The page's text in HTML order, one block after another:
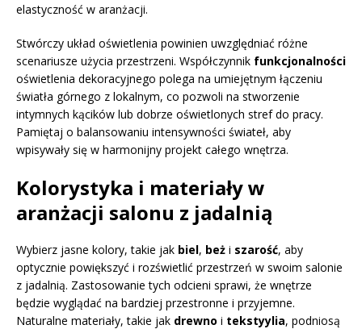
elastyczność w aranżacji.
Stwórczy układ oświetlenia powinien uwzględniać różne
scenariusze użycia przestrzeni. Współczynnik funkcjonalności
oświetlenia dekoracyjnego polega na umiejętnym łączeniu
światła górnego z lokalnym, co pozwoli na stworzenie
intymnych kącików lub dobrze oświetlonych stref do pracy.
Pamiętaj o balansowaniu intensywności świateł, aby
wpisywały się w harmonijny projekt całego wnętrza.
Kolorystyka i materiały w
aranżacji salonu z jadalnią
Wybierz jasne kolory, takie jak biel, beż i szarość, aby
optycznie powiększyć i rozświetlić przestrzeń w swoim salonie
z jadalnią. Zastosowanie tych odcieni sprawi, że wnętrze
będzie wyglądać na bardziej przestronne i przyjemne.
Naturalne materiały, takie jak drewno i tekstyylia, podniosą